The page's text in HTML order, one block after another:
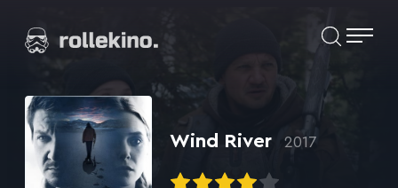
suoraan
Elokuvat ja elokuva-arviot | Rollekino.fi
lopputekstien
jälkeen.
Wind River 2017